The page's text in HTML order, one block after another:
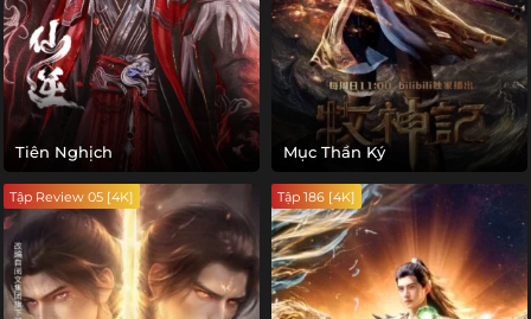
Tiên Nghịch Mục Thần Ký
Tập Review 05 [4K] Tập 186 [4K]